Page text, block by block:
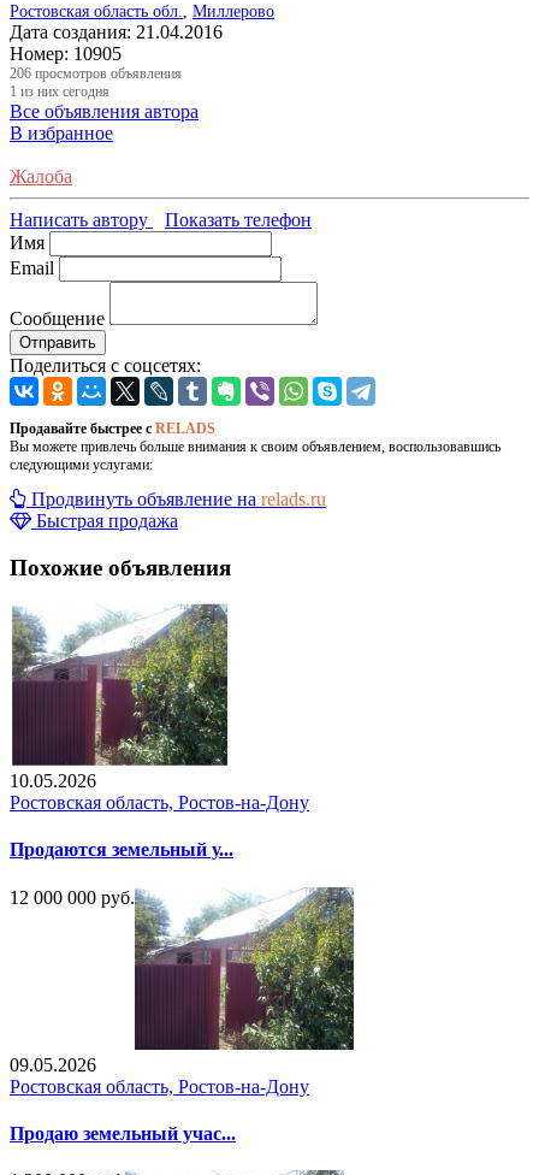
Ростовская область обл. Миллерово
Дата создания: 21.04.2016
Номер: 10905
206 просмотров объявления
1 из них сегодня
Все объявления автора
В избранное
Жалоба
Написать автору
Показать телефон
Имя
Email
Сообщение
Отправить
Поделиться с соцсетях:
Продавайте быстрее с RELADS
Вы можете привлечь больше внимания к своим объявлением, воспользовавшись
следующими услугами:
Продвинуть объявление на relads.ru
Быстрая продажа
Похожие объявления
10.05.2026
Ростовская область, Ростов-на-Дону
Продаются земельный у...
12 000 000 руб.
09.05.2026
Ростовская область, Ростов-на-Дону
Продаю земельный учас...